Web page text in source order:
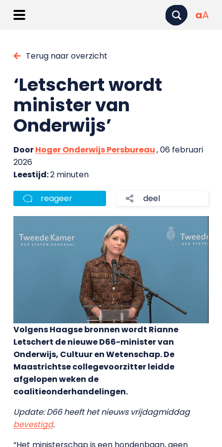
aA
Terug naar overzicht
‘Letschert wordt
minister van
Onderwijs’
DoorHoger Onderwijs Persbureau, 06 februari
2026
Leestijd:2 minuten
reageer deel
Volgens Haagse bronnen wordt Rianne
Letschert de nieuwe D66-minister van
Onderwijs, Cultuur en Wetenschap. De
Maastrichtse collegevoorzitter leidde
afgelopen weken de
coalitieonderhandelingen.
Update: D66 heeft het nieuws vrijdagmiddag
bevestigd.
“Het ministerschap is een hondenbaan, geen